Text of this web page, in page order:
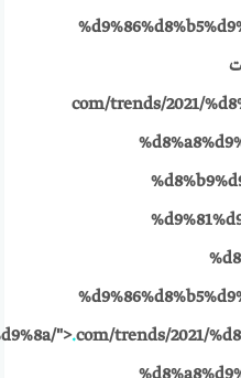
com/trends/2021/
">.com/trends/2021/